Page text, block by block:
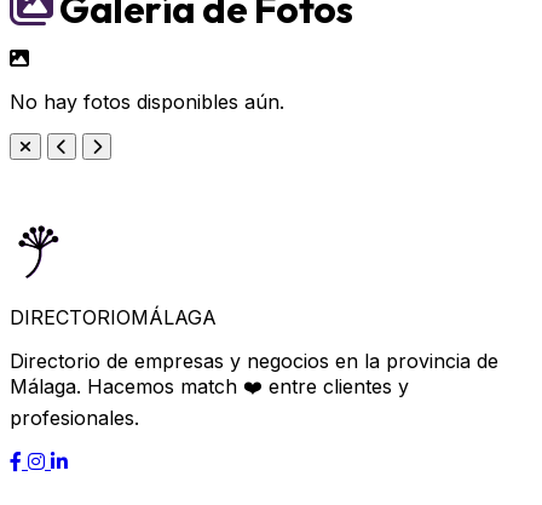
No hay fotos disponibles aún.
DIRECTORIOMÁLAGA
Directorio de empresas y negocios en la provincia de
Málaga. Hacemos match ❤️ entre clientes y
profesionales.